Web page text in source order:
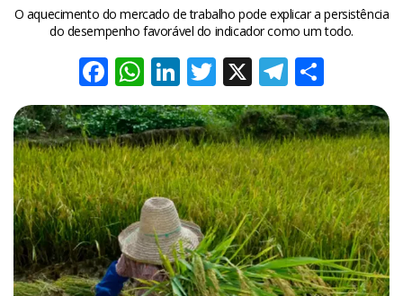
O aquecimento do mercado de trabalho pode explicar a persistência
do desempenho favorável do indicador como um todo.
Facebook
WhatsApp
LinkedIn
Twitter
X